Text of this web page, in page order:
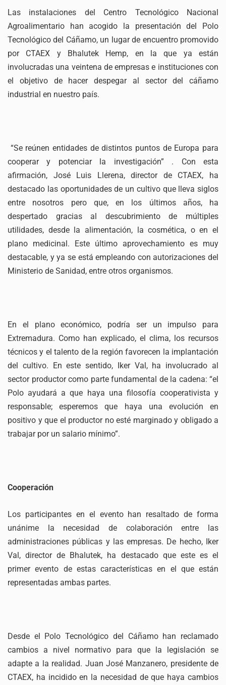
Las instalaciones del Centro Tecnológico Nacional
Agroalimentario han acogido la presentación del Polo
Tecnológico del Cáñamo, un lugar de encuentro promovido
por CTAEX y Bhalutek Hemp, en la que ya están
involucradas una veintena de empresas e instituciones con
el objetivo de hacer despegar al sector del cáñamo
industrial en nuestro país.
“Se reúnen entidades de distintos puntos de Europa para
cooperar y potenciar la investigación” . Con esta
afirmación, José Luis Llerena, director de CTAEX, ha
destacado las oportunidades de un cultivo que lleva siglos
entre nosotros pero que, en los últimos años, ha
despertado gracias al descubrimiento de múltiples
utilidades, desde la alimentación, la cosmética, o en el
plano medicinal. Este último aprovechamiento es muy
destacable, y ya se está empleando con autorizaciones del
Ministerio de Sanidad, entre otros organismos.
En el plano económico, podría ser un impulso para
Extremadura. Como han explicado, el clima, los recursos
técnicos y el talento de la región favorecen la implantación
del cultivo. En este sentido, Iker Val, ha involucrado al
sector productor como parte fundamental de la cadena: “el
Polo ayudará a que haya una filosofía cooperativista y
responsable; esperemos que haya una evolución en
positivo y que el productor no esté marginado y obligado a
trabajar por un salario mínimo”.
Cooperación
Los participantes en el evento han resaltado de forma
unánime la necesidad de colaboración entre las
administraciones públicas y las empresas. De hecho, Iker
Val, director de Bhalutek, ha destacado que este es el
primer evento de estas características en el que están
representadas ambas partes.
Desde el Polo Tecnológico del Cáñamo han reclamado
cambios a nivel normativo para que la legislación se
adapte a la realidad. Juan José Manzanero, presidente de
CTAEX, ha incidido en la necesidad de que haya cambios